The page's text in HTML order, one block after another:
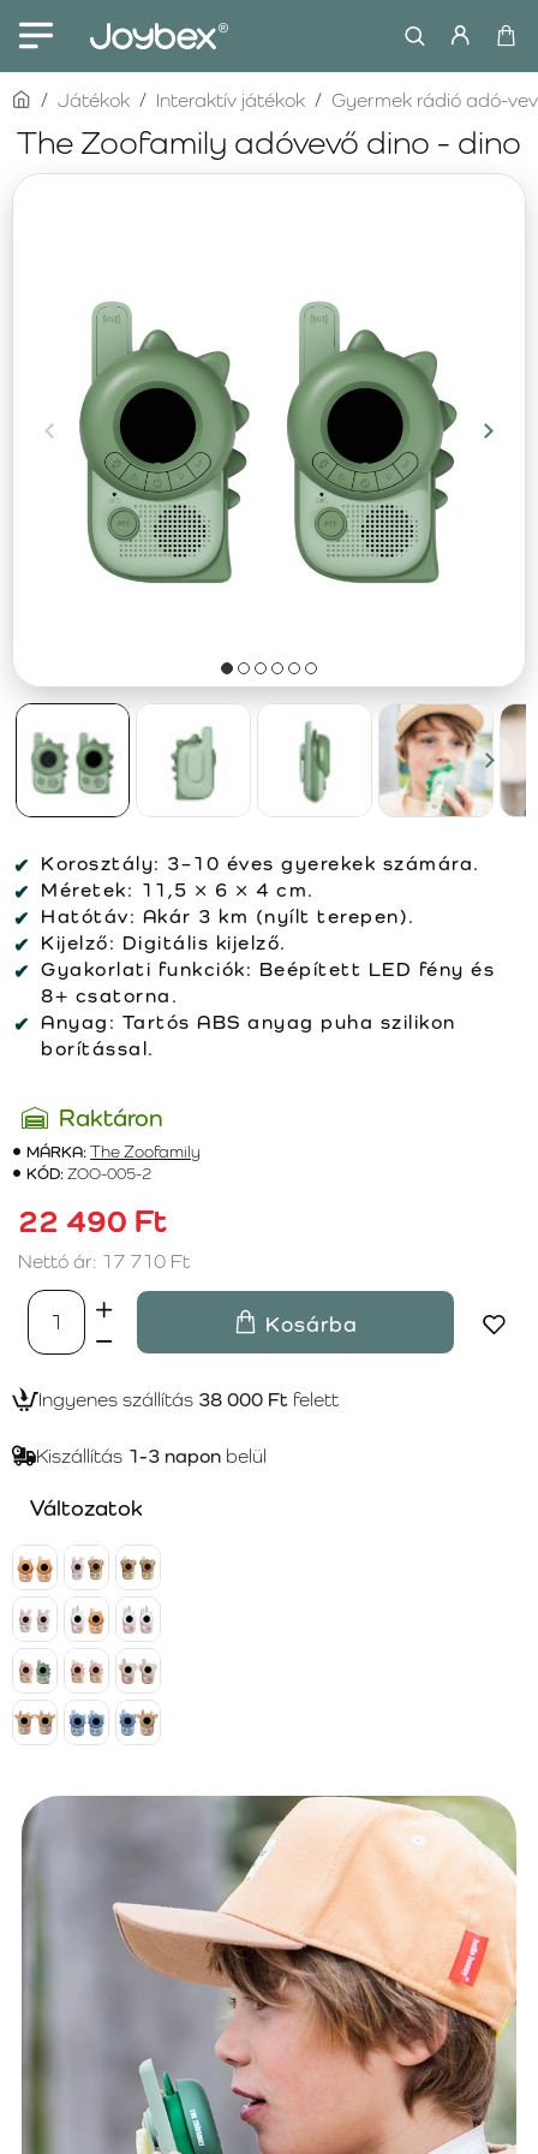
The Zoofamily adóvevő dino - dino
homeJátékok Interaktív játékok Gyermek rádió adó-
Korosztály: 3–10 éves gyerekek számára.
Méretek: 11,5 × 6 × 4 cm.
Hatótáv: Akár 3 km (nyílt terepen).
Kijelző: Digitális kijelző.
Gyakorlati funkciók: Beépített LED fény és
8+ csatorna.
Anyag: Tartós ABS anyag puha szilikon
borítással.
Raktáron
MÁRKA:The Zoofamily
KÓD:ZOO-005-2
22 490 Ft
Nettó ár: 17 710 Ft
Kosárba
Ingyenes szállítás 38 000 Ft felett
Kiszállítás 1-3 napon belül
Változatok